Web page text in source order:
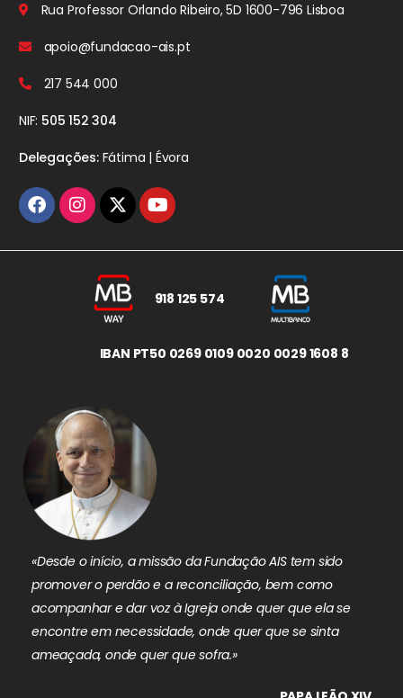
Rua Professor Orlando Ribeiro, 5D 1600-796 Lisboa
apoio@fundacao-ais.pt
217 544 000
NIF: 505 152 304
Delegações:Fátima | Évora
918 125 574
IBAN PT50 0269 0109 0020 0029 1608 8
«Desde o início, a missão da Fundação AIS tem sido
promover o perdão e a reconciliação, bem como
acompanhar e dar voz à Igreja onde quer que ela se
encontre em necessidade, onde quer que se sinta
ameaçada, onde quer que sofra.»